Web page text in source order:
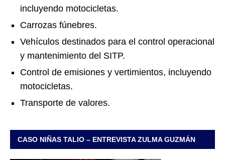
incluyendo motocicletas.
Carrozas fúnebres.
Vehículos destinados para el control operacional
y mantenimiento del SITP.
Control de emisiones y vertimientos, incluyendo
motocicletas.
Transporte de valores.
CASO NIÑAS TALIO – ENTREVISTA ZULMA GUZMÁN